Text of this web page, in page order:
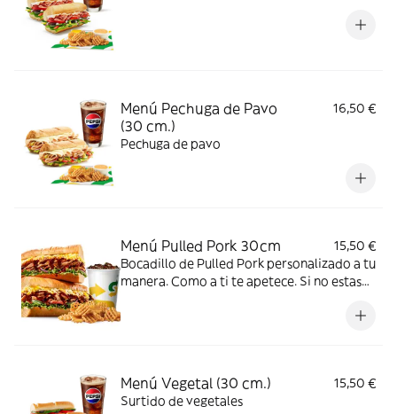
Menú Pechuga de Pavo
(30 cm.)
16,50 €
Pechuga de pavo
Menú Pulled Pork 30cm
15,50 €
Bocadillo de Pulled Pork personalizado a tu
manera. Como a ti te apetece. Si no estas
crearlo con Mozarella/Cheddar + salsa BBQ
Menú Vegetal (30 cm.)
15,50 €
Surtido de vegetales